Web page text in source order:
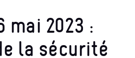
mai 2023 :
la sécurité